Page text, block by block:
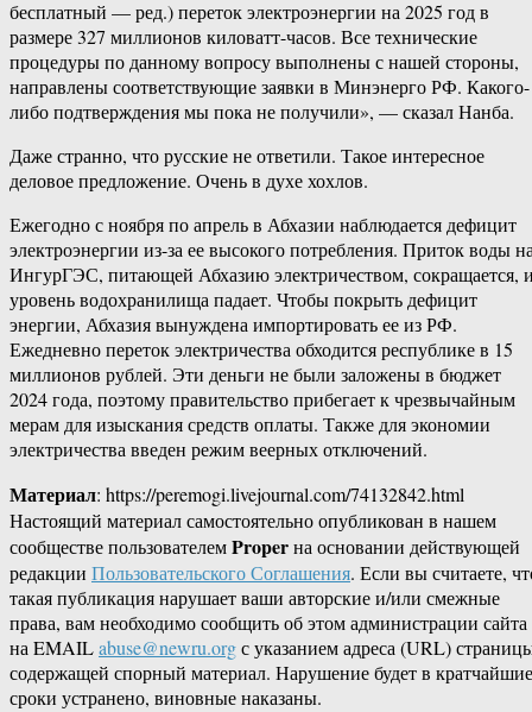
бесплатный — ред.) переток электроэнергии на 2025 год в
размере 327 миллионов киловатт-​часов. Все технические
процедуры по данному вопросу выполнены с нашей стороны,
направлены соответствующие заявки в Минэнерго РФ. Какого-​
либо подтверждения мы пока не получили», — сказал Нанба.
Даже странно, что русские не ответили. Такое интересное
деловое предложение. Очень в духе хохлов.
Ежегодно с ноября по апрель в Абхазии наблюдается дефицит
электроэнергии из-за ее высокого потребления. Приток воды
ИнгурГЭС, питающей Абхазию электричеством, сокращается,
уровень водохранилища падает. Чтобы покрыть дефицит
энергии, Абхазия вынуждена импортировать ее из РФ.
Ежедневно переток электричества обходится республике в 15
миллионов рублей. Эти деньги не были заложены в бюджет
2024 года, поэтому правительство прибегает к чрезвычайным
мерам для изыскания средств оплаты. Также для экономии
электричества введен режим веерных отключений.
Материал: https://peremogi.livejournal.com/74132842.html
Настоящий материал самостоятельно опубликован в нашем
сообществе пользователемProperна основании действующей
редакции Пользовательского Соглашения. Если вы считаете,
такая публикация нарушает ваши авторские и/или смежные
права, вам необходимо сообщить об этом администрации сайта
на EMAILabuse@newru.orgс указанием адреса (URL)
содержащей спорный материал. Нарушение будет в кратчайшие
сроки устранено, виновные наказаны.